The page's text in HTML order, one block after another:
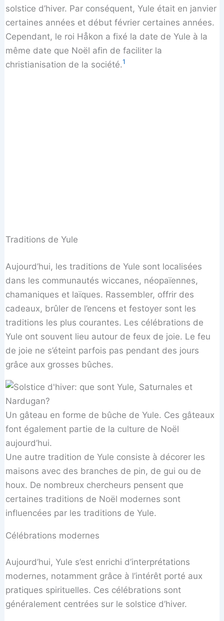
solstice d’hiver. Par conséquent, Yule était en janvier
certaines années et début février certaines années.
Cependant, le roi Håkon a fixé la date de Yule à la
même date que Noël afin de faciliter la
christianisation de la société.1
Traditions de Yule
Aujourd’hui, les traditions de Yule sont localisées
dans les communautés wiccanes, néopaïennes,
chamaniques et laïques. Rassembler, offrir des
cadeaux, brûler de l’encens et festoyer sont les
traditions les plus courantes. Les célébrations de
Yule ont souvent lieu autour de feux de joie. Le feu
de joie ne s’éteint parfois pas pendant des jours
grâce aux grosses bûches.
Un gâteau en forme de bûche de Yule. Ces gâteaux
font également partie de la culture de Noël
aujourd’hui.
Une autre tradition de Yule consiste à décorer les
maisons avec des branches de pin, de gui ou de
houx. De nombreux chercheurs pensent que
certaines traditions de Noël modernes sont
influencées par les traditions de Yule.
Célébrations modernes
Aujourd’hui, Yule s’est enrichi d’interprétations
modernes, notamment grâce à l’intérêt porté aux
pratiques spirituelles. Ces célébrations sont
généralement centrées sur le solstice d’hiver.